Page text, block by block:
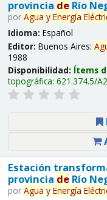
provincia deRío
por Agua y Energía
Idioma: Español
Editor: Buenos Aires:
1988
Disponibilidad: Ítems
topográfica: 621.374.5/
Estación
provincia deRío
por Agua y Energía